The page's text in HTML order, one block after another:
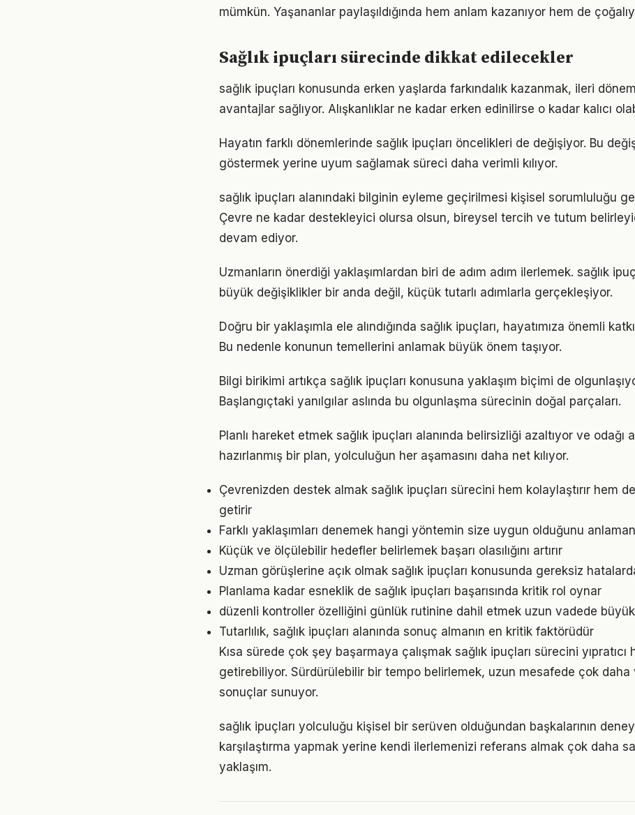
mümkün. Yaşananlar paylaşıldığında hem anlam kazanıyor hem de
Sağlık ipuçları sürecinde dikkat edilecekler
sağlık ipuçları konusunda erken yaşlarda farkındalık kazanmak, ileri
avantajlar sağlıyor. Alışkanlıklar ne kadar erken edinilirse o kadar kalıcı
Hayatın farklı dönemlerinde sağlık ipuçları öncelikleri de değişiyor. Bu
göstermek yerine uyum sağlamak süreci daha verimli kılıyor.
sağlık ipuçları alanındaki bilginin eyleme geçirilmesi kişisel sorumluluğu
Çevre ne kadar destekleyici olursa olsun, bireysel tercih ve tutum
devam ediyor.
Uzmanların önerdiği yaklaşımlardan biri de adım adım ilerlemek. sağlık
büyük değişiklikler bir anda değil, küçük tutarlı adımlarla gerçekleşiyor.
Doğru bir yaklaşımla ele alındığında sağlık ipuçları, hayatımıza önemli
Bu nedenle konunun temellerini anlamak büyük önem taşıyor.
Bilgi birikimi artıkça sağlık ipuçları konusuna yaklaşım biçimi de
Başlangıçtaki yanılgılar aslında bu olgunlaşma sürecinin doğal parçaları.
Planlı hareket etmek sağlık ipuçları alanında belirsizliği azaltıyor ve odağı
hazırlanmış bir plan, yolculuğun her aşamasını daha net kılıyor.
Çevrenizden destek almak sağlık ipuçları sürecini hem kolaylaştırır hem
getirir
Farklı yaklaşımları denemek hangi yöntemin size uygun olduğunu
Küçük ve ölçülebilir hedefler belirlemek başarı olasılığını artırır
Uzman görüşlerine açık olmak sağlık ipuçları konusunda gereksiz
Planlama kadar esneklik de sağlık ipuçları başarısında kritik rol oynar
düzenli kontroller özelliğini günlük rutinine dahil etmek uzun vadede
Tutarlılık, sağlık ipuçları alanında sonuç almanın en kritik faktörüdür
Kısa sürede çok şey başarmaya çalışmak sağlık ipuçları sürecini yıpratıcı
getirebiliyor. Sürdürülebilir bir tempo belirlemek, uzun mesafede çok daha
sonuçlar sunuyor.
sağlık ipuçları yolculuğu kişisel bir serüven olduğundan başkalarının
karşılaştırma yapmak yerine kendi ilerlemenizi referans almak çok daha
yaklaşım.